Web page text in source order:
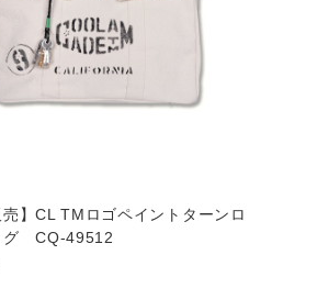
売】CL TMロゴペイントターンロ
グ CQ-49512